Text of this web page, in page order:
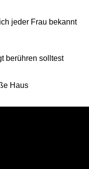
jeder Frau bekannt
berühren solltest
Haus